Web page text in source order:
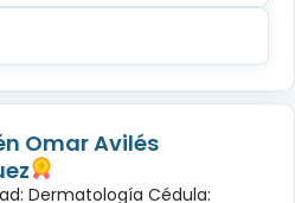
Omar Avilés
Dermatología Cédula: